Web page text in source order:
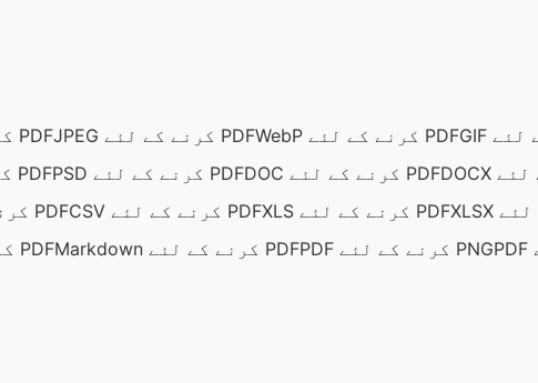
JPG کرنے کے لئے PDF JPEG کرنے کے لئے PDF WebP کرنے کے لئے PDF
SVG کرنے کے لئے PDF PSD کرنے کے لئے PDF DOC کرنے کے لئے PDF
HTML کرنے کے لئے PDF CSV کرنے کے لئے PDF XLS کرنے کے لئے PDF
MD کرنے کے لئے PDF Markdown کرنے کے لئے PDF PDF کرنے کے لئے PNG